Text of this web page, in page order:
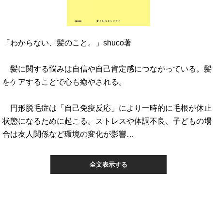
「わからない、髪のこと。」shuco著
髪に関する悩みは自信や自己肯定感につながっている。髪
をケアすることで心も癒やされる。
円形脱毛症は「自己免疫反応」により一時的に毛根が休止
状態になるために起こる。ストレスや体調不良、子どもの場
合は友人関係など環境の変化が影響…
全文表示する